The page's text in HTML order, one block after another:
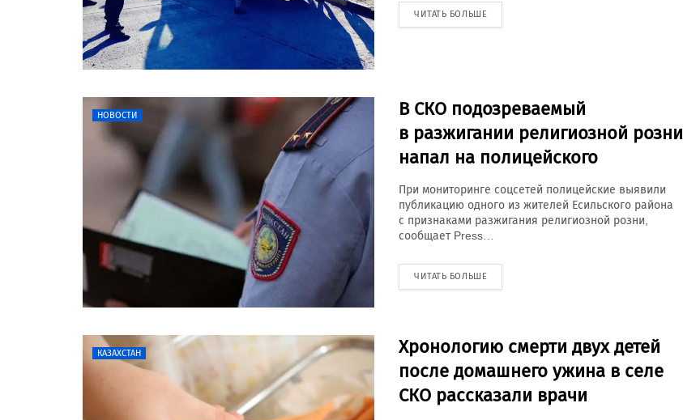
ЧИТАТЬ БОЛЬШЕ
НОВОСТИ
В СКО подозреваемый
в разжигании религиозной розни
напал на полицейского
При мониторинге соцсетей полицейские выявили
публикацию одного из жителей Есильского района
с признаками разжигания религиозной розни,
сообщает Press…
ЧИТАТЬ БОЛЬШЕ
КАЗАХСТАН
Хронологию смерти двух детей
после домашнего ужина в селе
СКО рассказали врачи